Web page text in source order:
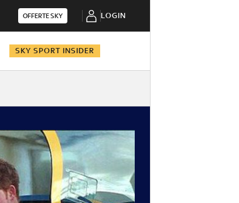
OFFERTE SKY LOGIN
SKY SPORT INSIDER